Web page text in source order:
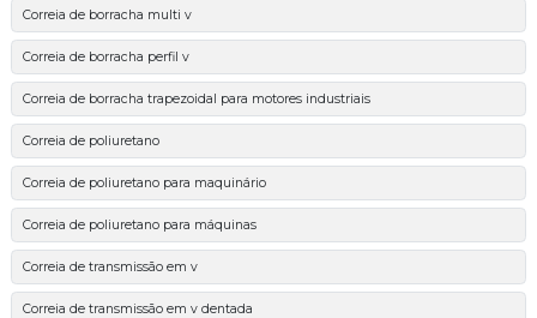
Correia de borracha multi v
Correia de borracha perfil v
Correia de borracha trapezoidal para motores industriais
Correia de poliuretano
Correia de poliuretano para maquinário
Correia de poliuretano para máquinas
Correia de transmissão em v
Correia de transmissão em v dentada